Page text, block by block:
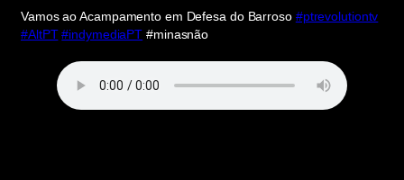
Vamos ao Acampamento em Defesa do Barroso #ptrevolutiontv
#AltPT #indymediaPT #minasnão